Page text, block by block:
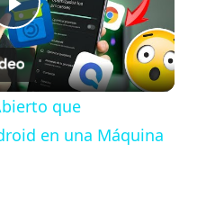
P
l
a
que
en una Máquina